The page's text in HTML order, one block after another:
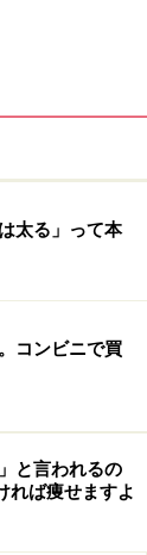
太る」って本
コンビニで買
と言われるの
れば痩せますよ